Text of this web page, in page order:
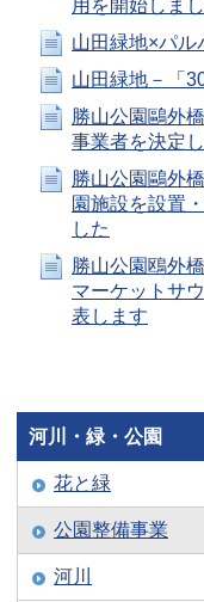
用を開始しま
山田緑地×パル
山田緑地－「
勝山公園鷗外
事業者を決定
勝山公園鷗外
園施設を設置
した
勝山公園鴎外
マーケットサ
表します
河川・緑・公園
花と緑
公園整備事業
河川